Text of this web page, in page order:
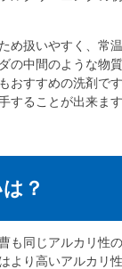
め扱いやすく、常
の中間のような物質
おすすめの洗剤で
することが出来ます
？
も同じアルカリ性
より高いアルカリ